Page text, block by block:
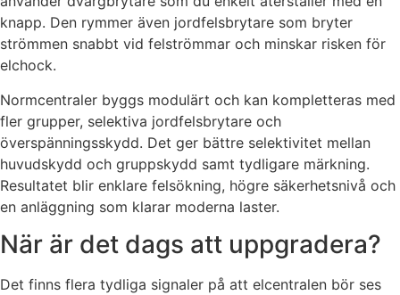
knapp. Den rymmer även jordfelsbrytare som bryter
strömmen snabbt vid felströmmar och minskar risken för
elchock.
Normcentraler byggs modulärt och kan kompletteras med
fler grupper, selektiva jordfelsbrytare och
överspänningsskydd. Det ger bättre selektivitet mellan
huvudskydd och gruppskydd samt tydligare märkning.
Resultatet blir enklare felsökning, högre säkerhetsnivå och
en anläggning som klarar moderna laster.
När är det dags att uppgradera?
Det finns flera tydliga signaler på att elcentralen bör ses